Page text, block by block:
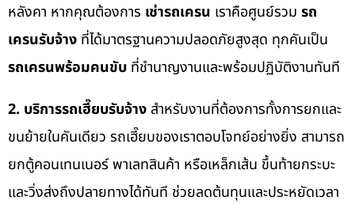
หลังคา หากคุณต้องการ เช่ารถเครน เราคือศูนย์รวม รถ
เครนรับจ้าง ที่ได้มาตรฐานความปลอดภัยสูงสุด ทุกคันเป็น
รถเครนพร้อมคนขับ ที่ชำนาญงานและพร้อมปฏิบัติงานทันที
2. บริการรถเฮี๊ยบรับจ้าง สำหรับงานที่ต้องการทั้งการยกและ
ขนย้ายในคันเดียว รถเฮี๊ยบของเราตอบโจทย์อย่างยิ่ง สามารถ
ยกตู้คอนเทนเนอร์ พาเลทสินค้า หรือเหล็กเส้น ขึ้นท้ายกระบะ
และวิ่งส่งถึงปลายทางได้ทันที ช่วยลดต้นทุนและประหยัดเวลา